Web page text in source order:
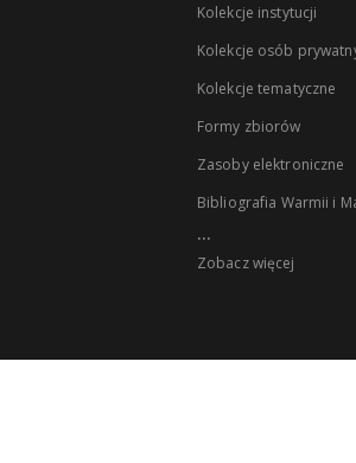
Kolekcje instytucji
Kolekcje osób
Kolekcje tematyczne
Formy zbiorów
Zasoby elektroniczne
Bibliografia Warmii i
...
Zobacz więcej